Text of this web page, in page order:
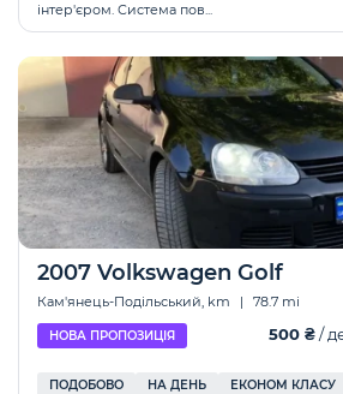
інтер'єром. Система пов...
2007 Volkswagen Golf
Кам'янець-Подільський, km | 78.7 mi
НОВА ПРОПОЗИЦІЯ 500 ₴/
ПОДОБОВО НА ДЕНЬ ЕКОНОМ КЛАСУ